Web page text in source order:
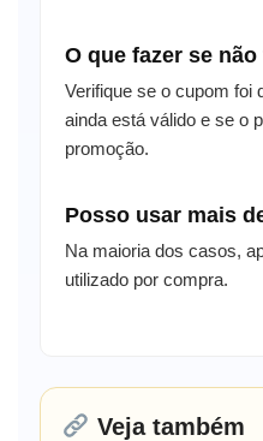
O que fazer se
Verifique se o cupom foi
ainda está válido e se o
promoção.
Posso usar mais
Na maioria dos casos,
utilizado por compra.
Veja também